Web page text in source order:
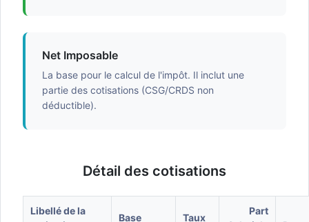
Net Imposable
La base pour le calcul de l'impôt. Il inclut une
partie des cotisations (CSG/CRDS non
déductible).
Détail des cotisations
Libellé de la
Base Taux
Part